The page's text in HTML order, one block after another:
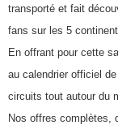
transporté et fait
fans sur les 5
En offrant pour cette
au calendrier officiel
circuits tout autour du
Nos offres complètes,